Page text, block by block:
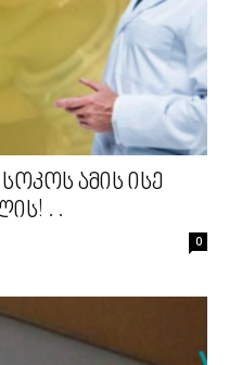
ამის ისე
. .
0